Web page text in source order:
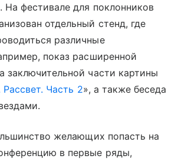
На фестивале для поклонников
отдельный стенд, где
различные
показ расширенной
заключительной части картины
Часть 2», а также беседа
желающих попасть на
в первые ряды,